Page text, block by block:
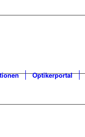
Optikerportal